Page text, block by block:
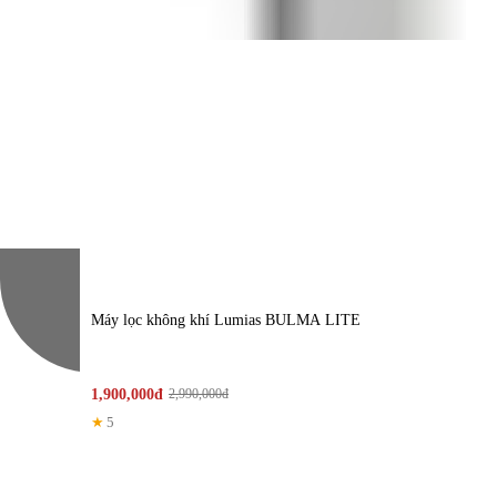
Máy lọc không khí Lumias BULMA LITE
1,900,000đ 2,990,000đ
★ 5